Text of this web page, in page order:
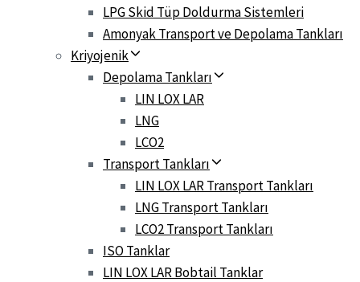
LPG Skid Tüp Doldurma Sistemleri
Amonyak Transport ve Depolama Tankları
Kriyojenik
Depolama Tankları
LIN LOX LAR
LNG
LCO2
Transport Tankları
LIN LOX LAR Transport Tankları
LNG Transport Tankları
LCO2 Transport Tankları
ISO Tanklar
LIN LOX LAR Bobtail Tanklar